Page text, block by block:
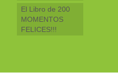
El Libro de 200
MOMENTOS
FELICES!!!